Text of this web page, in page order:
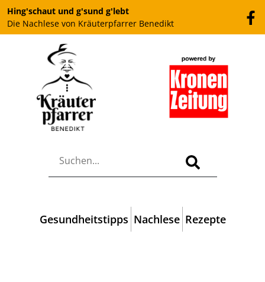
Hing'schaut und g'sund g'lebt
Die Nachlese von Kräuterpfarrer Benedikt
Gesundheitstipps Nachlese Rezepte